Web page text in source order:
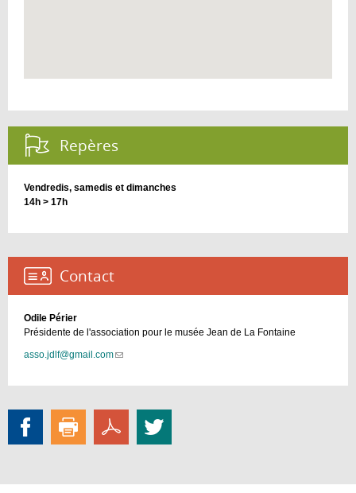
Repères :
Vendredis, samedis et dimanches
14h > 17h
Contact :
Odile Périer
Présidente de l'association pour le musée Jean de La Fontaine
asso.jdlf@gmail.com(link